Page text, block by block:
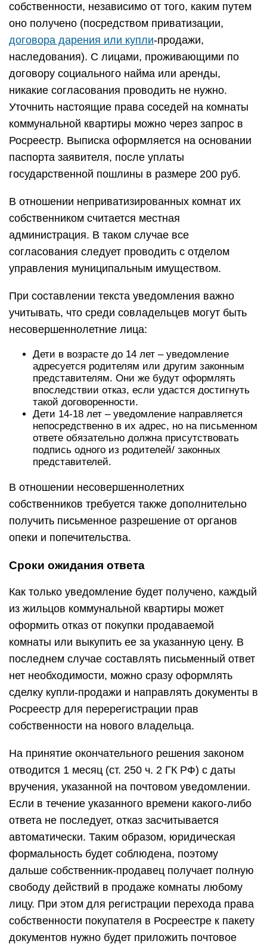
собственности, независимо от того, каким путем
оно получено (посредством приватизации,
договора дарения или купли-продажи,
наследования). С лицами, проживающими по
договору социального найма или аренды,
никакие согласования проводить не нужно.
Уточнить настоящие права соседей на комнаты
коммунальной квартиры можно через запрос в
Росреестр. Выписка оформляется на основании
паспорта заявителя, после уплаты
государственной пошлины в размере 200 руб.
В отношении неприватизированных комнат их
собственником считается местная
администрация. В таком случае все
согласования следует проводить с отделом
управления муниципальным имуществом.
При составлении текста уведомления важно
учитывать, что среди совладельцев могут быть
несовершеннолетние лица:
Дети в возрасте до 14 лет – уведомление
адресуется родителям или другим законным
представителям. Они же будут оформлять
впоследствии отказ, если удастся достигнуть
такой договоренности.
Дети 14-18 лет – уведомление направляется
непосредственно в их адрес, но на письменном
ответе обязательно должна присутствовать
подпись одного из родителей/ законных
представителей.
В отношении несовершеннолетних
собственников требуется также дополнительно
получить письменное разрешение от органов
опеки и попечительства.
Сроки ожидания ответа
Как только уведомление будет получено, каждый
из жильцов коммунальной квартиры может
оформить отказ от покупки продаваемой
комнаты или выкупить ее за указанную цену. В
последнем случае составлять письменный ответ
нет необходимости, можно сразу оформлять
сделку купли-продажи и направлять документы в
Росреестр для перерегистрации прав
собственности на нового владельца.
На принятие окончательного решения законом
отводится 1 месяц (ст. 250 ч. 2 ГК РФ) с даты
вручения, указанной на почтовом уведомлении.
Если в течение указанного времени какого-либо
ответа не последует, отказ засчитывается
автоматически. Таким образом, юридическая
формальность будет соблюдена, поэтому
дальше собственник-продавец получает полную
свободу действий в продаже комнаты любому
лицу. При этом для регистрации перехода права
собственности покупателя в Росреестре к пакету
документов нужно будет приложить почтовое